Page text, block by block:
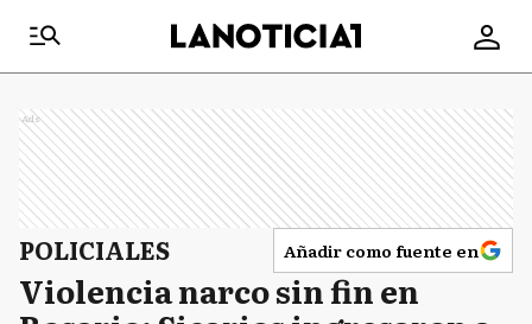
Ads
POLICIALES Añadir como fuente en
Violencia narco sin fin en